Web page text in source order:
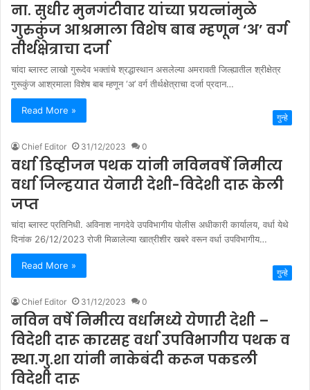
ना. सुधीर मुनगंटीवार यांच्या प्रयत्नांमुळे
गुरुकुंज आश्रमाला विशेष बाब म्हणून ‘अ’ वर्ग
तीर्थक्षेत्राचा दर्जा
चांदा ब्लास्ट लाखो गुरूदेव भक्तांचे श्रद्धास्थान असलेल्या अमरावती जिल्ह्यातील श्रीक्षेत्र
गुरूकुंज आश्रमाला विशेष बाब म्हणून ‘अ’ वर्ग तीर्थक्षेत्राचा दर्जा प्रदान…
Read More »
गुन्हे
Chief Editor 31/12/2023 0
वर्धा डिव्हीजन पथक यांनी नविनवर्षे निमीत्य
वर्धा जिल्हयात येनारी देशी-विदेशी दारू केली
जप्त
चांदा ब्लास्ट प्रतिनिधी. अविनाश नागदेवे उपविभागीय पोलीस अधीकारी कार्यालय, वर्धा येथे
दिनांक 26/12/2023 रोजी मिळालेल्या खात्रीशीर खबरे वरून वर्धा उपविभागीय…
Read More »
गुन्हे
Chief Editor 31/12/2023 0
नविन वर्षे निमीत्य वर्धामध्ये येणारी देशी –
विदेशी दारू कारसह वर्धा उपविभागीय पथक व
स्था.गु.शा यांनी नाकेबंदी करून पकडली
विदेशी दारू